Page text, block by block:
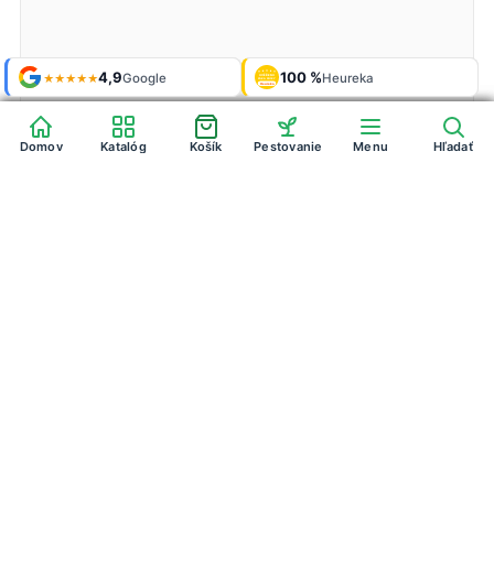
★★★★★4,9Google OVĚŘENO
ZÁKAZNÍKY
Heureka 100 %Heureka
Shop roku'24 + '25 Galerie925 fotek
Domov Katalóg Košík Pestovanie Menu Hľadať
★★★★★4,9Google OVĚŘENO
ZÁKAZNÍKY
Heureka 100 %Heureka
Shop roku'24 + '25 Galerie925 fotek
Domov Katalóg Košík Pestovanie Menu Hľadať